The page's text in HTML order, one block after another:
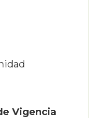
Vigencia